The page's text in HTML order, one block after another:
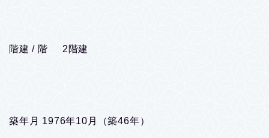
階建 / 階 2階建
築年月 1976年10月（築46年）